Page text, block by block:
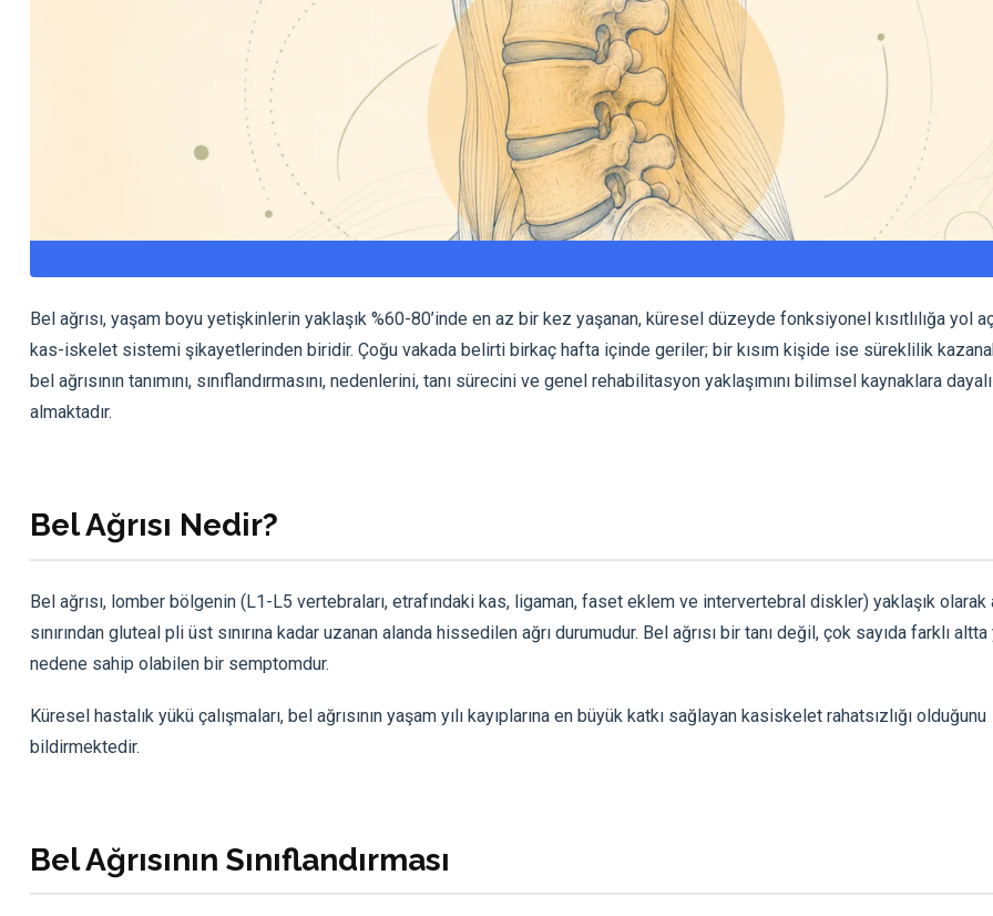
Bel ağrısı, yaşam boyu yetişkinlerin yaklaşık %60-80’inde en az bir kez yaşanan, küresel düzeyde fonksiyonel kısıtlılığa yol
kas-iskelet sistemi şikayetlerinden biridir. Çoğu vakada belirti birkaç hafta içinde geriler; bir kısım kişide ise süreklilik
bel ağrısının tanımını, sınıflandırmasını, nedenlerini, tanı sürecini ve genel rehabilitasyon yaklaşımını bilimsel kaynaklara
almaktadır.
Bel Ağrısı Nedir?
Bel ağrısı, lomber bölgenin (L1-L5 vertebraları, etrafındaki kas, ligaman, faset eklem ve intervertebral diskler) yaklaşık
sınırından gluteal pli üst sınırına kadar uzanan alanda hissedilen ağrı durumudur. Bel ağrısı bir tanı değil, çok sayıda farklı
nedene sahip olabilen bir semptomdur.
Küresel hastalık yükü çalışmaları, bel ağrısının yaşam yılı kayıplarına en büyük katkı sağlayan kasiskelet rahatsızlığı olduğunu
bildirmektedir.
Bel Ağrısının Sınıflandırması